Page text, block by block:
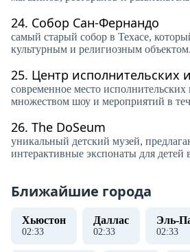
24. Собор Сан-Фернандо
самый старый собор в Техасе,
культурным и религиозным объектом.
25. Центр исполнительских
современное место исполнительских
множеством шоу и мероприятий в
26. The DoSeum
уникальный детский музей,
интерактивные экспонаты для детей
Ближайшие города
Хьюстон
02:33
Даллас
02:33
Эль-
02:33